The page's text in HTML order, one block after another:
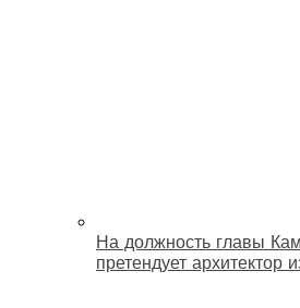
На должность главы
претендует архитектор